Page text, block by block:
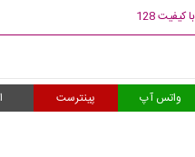
128
واتس آپ پینترست